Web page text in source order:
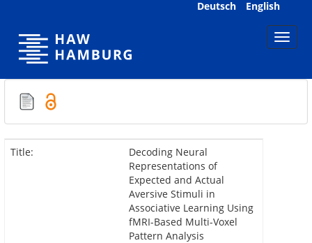
Deutsch English
Title:
Decoding Neural
Representations of
Expected and Actual
Aversive Stimuli in
Associative Learning Using
fMRI-Based Multi-Voxel
Pattern Analysis